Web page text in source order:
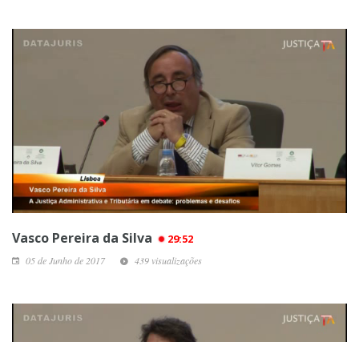
Vasco Pereira da Silva 29:52
05 de Junho de 2017 439 visualizações